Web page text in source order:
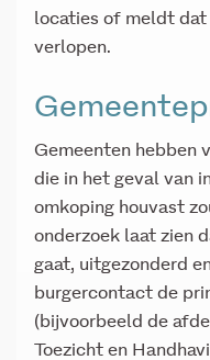
locaties of meldt
verlopen.
Gemeenten hebben
die in het geval van
omkoping houvast
onderzoek laat zien
gaat, uitgezonderd
burgercontact de
(bijvoorbeeld de
Toezicht en